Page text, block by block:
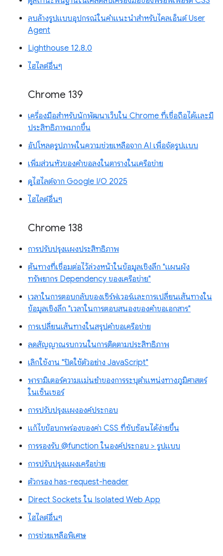
ลบล้างรูปแบบอุปกรณ์ในคำแนะนำสำหรับไคลเอ็นต์ User
Agent
Lighthouse 12.8.0
ไฮไลต์อื่นๆ
Chrome 139
เครื่องมือสำหรับนักพัฒนาเว็บใน Chrome ที่เชื่อถือได้และมี
ประสิทธิภาพมากขึ้น
อัปโหลดรูปภาพในความช่วยเหลือจาก AI เพื่อจัดรูปแบบ
เพิ่มส่วนหัวของคำขอลงในตารางในเครือข่าย
ดูไฮไลต์จาก Google I/O 2025
ไฮไลต์อื่นๆ
Chrome 138
การปรับปรุงแผงประสิทธิภาพ
ต้นทางที่เชื่อมต่อไว้ล่วงหน้าในข้อมูลเชิงลึก "แผนผัง
ทรัพยากร Dependency ของเครือข่าย"
เวลาในการตอบกลับของเซิร์ฟเวอร์และการเปลี่ยนเส้นทางใน
ข้อมูลเชิงลึก "เวลาในการตอบสนองของคำขอเอกสาร"
การเปลี่ยนเส้นทางในสรุปคำขอเครือข่าย
ลดสัญญาณรบกวนในการติดตามประสิทธิภาพ
เลิกใช้งาน "ปิดใช้ตัวอย่าง JavaScript"
พารามิเตอร์ความแม่นยำของการระบุตำแหน่งทางภูมิศาสตร์
ในเซ็นเซอร์
การปรับปรุงแผงองค์ประกอบ
แก้ไขข้อบกพร่องของค่า CSS ที่ซับซ้อนได้ง่ายขึ้น
การรองรับ @function ในองค์ประกอบ > รูปแบบ
การปรับปรุงแผงเครือข่าย
ตัวกรอง has-request-header
Direct Sockets ใน Isolated Web App
ไฮไลต์อื่นๆ
การช่วยเหลือพิเศษ